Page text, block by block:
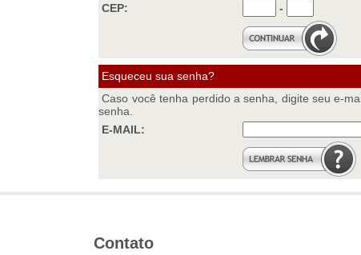
MÃO DE OBRA DE INSTALAÇÃO
PISO VINILICO LVT COLADO
PISO LAMINADO
DESCONTO PROMOCIONAL
CEP:
-
Esqueceu sua senha?
Caso você tenha perdido a senha, digite seu e-
senha.
E-MAIL:
Contato